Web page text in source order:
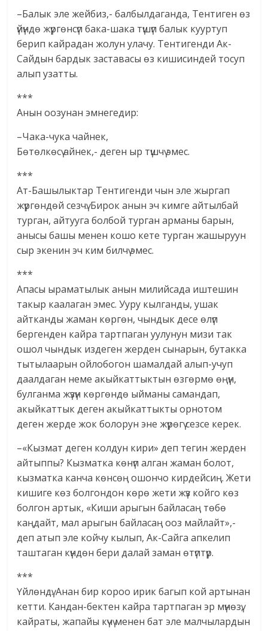
–Балык эле жейбиз,- балбылдаганда, Тентиген өз
үйүндө жүргөнсүп бака-шака түшүп балык кууртуп
берип кайрадан жолун улачу. Тентигенди Ак-
Сайдын бардык заставасы өз кишисиндей тосуп
алып узатты.
***
Анын оозунан эмнегедир:
–Чака-чука чайнек,
Бөтөлкөсү айнек,- деген ыр түшчү эмес.
***
Ат-Башылыктар Тентигенди чын эле жыргап
жүргөндөй сезчү. Бирок анын эч кимге айтылбай
турган, айтууга болбой турган арманы барын,
анысы башы менен кошо кете турган жашыруун
сыр экенин эч ким билчү эмес.
***
Апасы ыраматылык анын милийсада иштешин
такыр каалаган эмес. Ууру кылганды, ушак
айтканды жаман көргөн, чындык десе өлүп
бергенден кайра тартпаган уулунун мизи так
ошол чындык издеген жерден сынарын, бутакка
тытылаарын ойлобогон шамалдай алып-учуп
даалдаган неме акыйкаттыктын өзгөрмө өңүн,
булганма жүзүн көргөндө ыйманы самандап,
акыйкаттык деген акыйкаттыкты орнотом
деген жерде жок болорун эне жүрөгү сезсе керек.
–«Кызмат деген колдун кири» деп тегин жерден
айтыппы? Кызматка көнүп алган жаман болот,
кызматка канча көнсөң ошончо кирдейсиң. Жети
кишиге көз болгондон көрө жети жүз койго көз
болгон артык, «Киши арыгын байласаң төбө
каңдайт, мал арыгын байласаң ооз майлайт»,-
деп атып эле койчу кылып, Ак-Сайга апкелип
таштаган күндөн бери далай заман өтүптүр.
***
Үйлөндү. Анан бир короо ирик багып кой артынан
кетти. Кандан-бектен кайра тартпаган эр мүнөзү,
кайраты, жапайы күчү менен бат эле малчылардын